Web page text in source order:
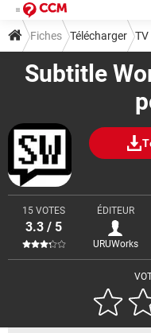
Subtitle
15 VOTES
3.3 / 5
ÉDITEUR
URUWorks
Fiches Télécharger TV